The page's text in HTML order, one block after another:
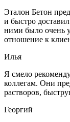
Эталон Бетон
и быстро
ними было очень
отношение к
Илья
Я смело
коллегам. Они
растворов,
Георгий